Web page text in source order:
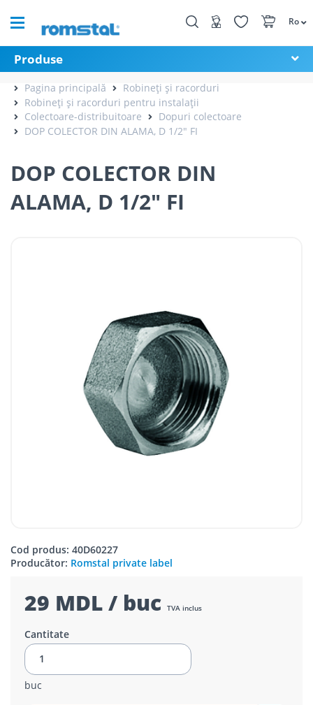
Ro
Produse
Pagina principală
Robineți și racorduri
Robineți și racorduri pentru instalații
Colectoare-distribuitoare
Dopuri colectoare
DOP COLECTOR DIN ALAMA, D 1/2" FI
DOP COLECTOR DIN
ALAMA, D 1/2" FI
Cod produs: 40D60227
Producător: Romstal private label
29 MDL / buc TVA inclus
Cantitate
buc